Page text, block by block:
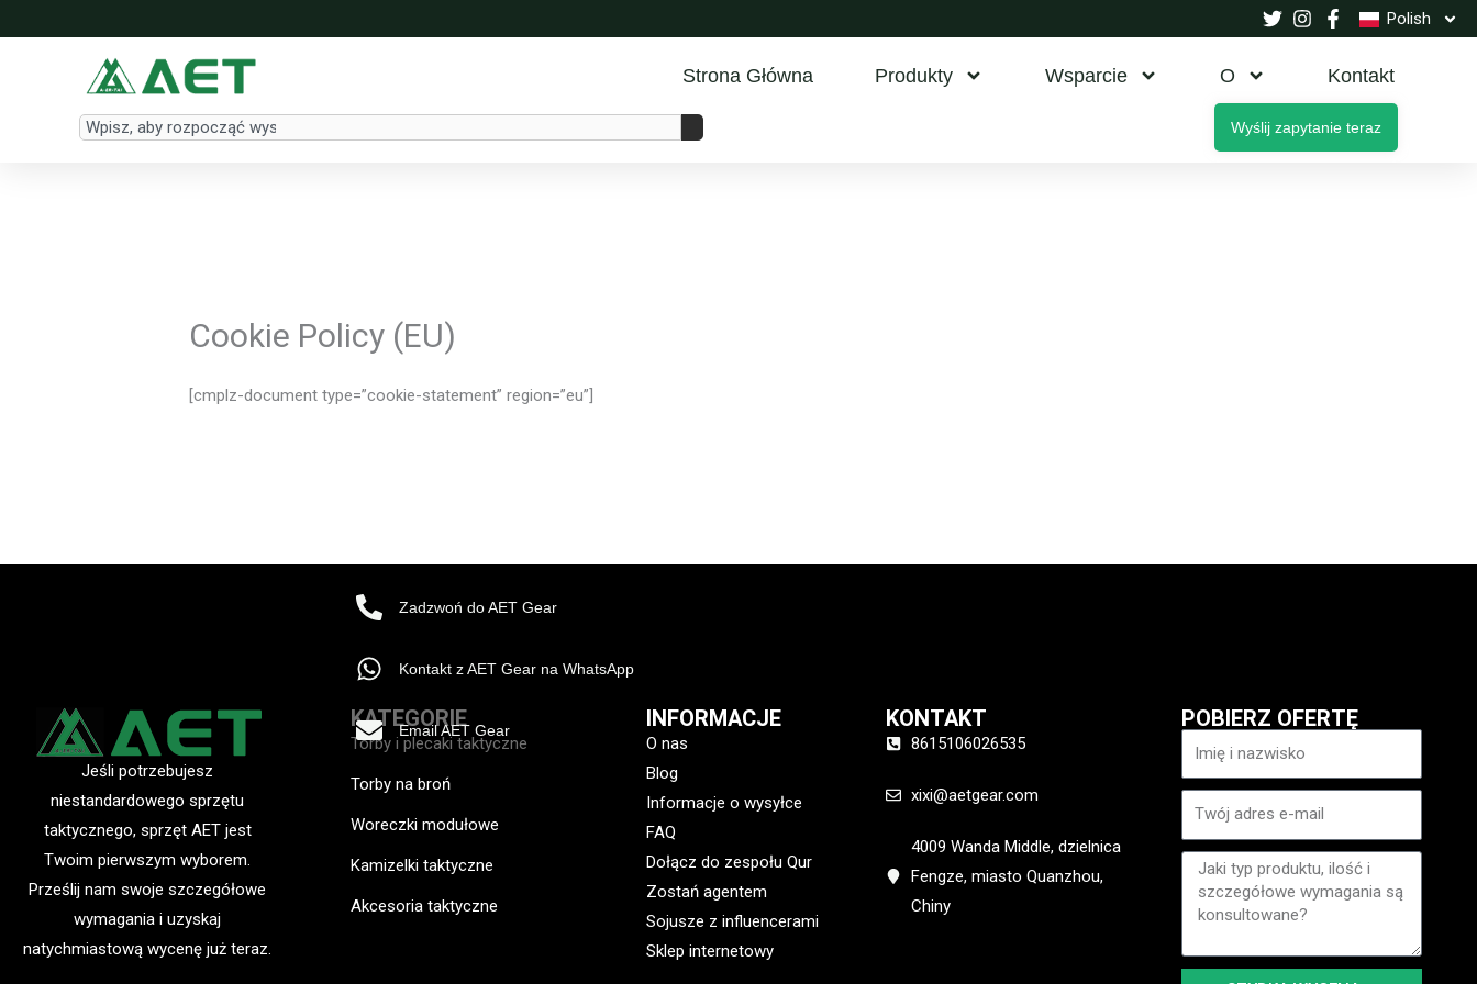
do
Polish
Strona Główna Produkty Wsparcie O Kontakt
Search Wyślij zapytanie teraz
Cookie Policy (EU)
[cmplz-document type=”cookie-statement” region=”eu”]
Jeśli potrzebujesz
niestandardowego sprzętu
taktycznego, sprzęt AET jest
Twoim pierwszym wyborem.
Prześlij nam swoje szczegółowe
wymagania i uzyskaj
natychmiastową wycenę już teraz.
KATEGORIE
Torby i plecaki taktyczne
Torby na broń
Woreczki modułowe
Kamizelki taktyczne
Akcesoria taktyczne
INFORMACJE
O nas
Blog
Informacje o wysyłce
FAQ
Dołącz do zespołu Qur
Zostań agentem
Sojusze z influencerami
Sklep internetowy
KONTAKT
8615106026535
xixi@aetgear.com
4009 Wanda Middle, dzielnica
Fengze, miasto Quanzhou,
Chiny
POBIERZ OFERTĘ
Nazwa
E-
Wiadomość
Zadzwoń do AET Gear
Kontakt z AET Gear na WhatsApp
Email AET Gear